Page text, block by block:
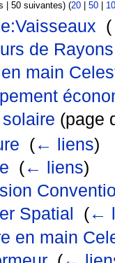
| 50 suivantes) (20| 50|
(
de Rayons
main
(page
(← liens)
(← liens)
Spatial
(←
en main